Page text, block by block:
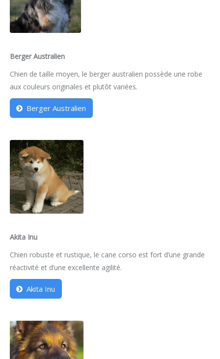
Berger Australien
Chien de taille moyen, le berger australien possède une robe
aux couleurs originales et plutôt variées.
Berger Australien
Akita Inu
Chien robuste et rustique, le cane corso est fort d’une grande
réactivité et d’une excellente agilité.
Akita Inu